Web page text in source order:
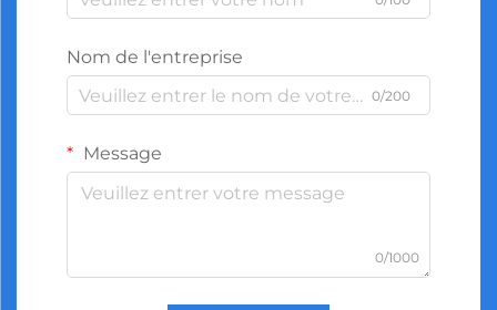
Nom de l'entreprise
0/200
Message
0/1000